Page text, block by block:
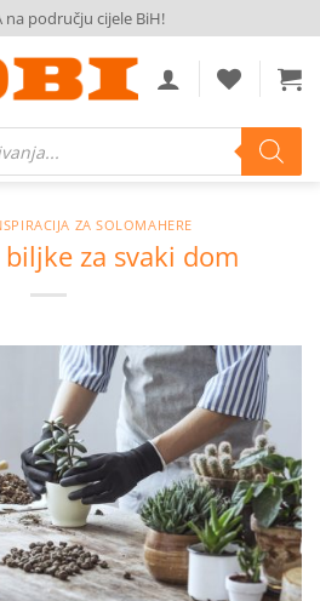
na području cijele BiH!
ZA SOLOMAHERE
za svaki dom